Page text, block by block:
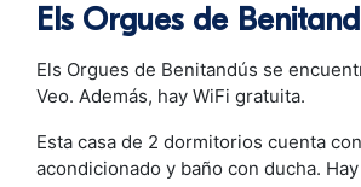
Els Orgues de
Els Orgues de Benitandús se
Veo. Además, hay WiFi gratuita.
Esta casa de 2 dormitorios cuenta
acondicionado y baño con ducha.